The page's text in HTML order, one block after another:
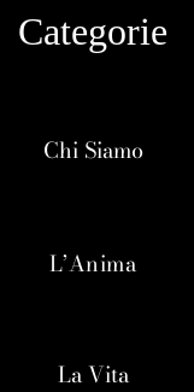
Categorie
Chi Siamo
L’Anima
La Vita